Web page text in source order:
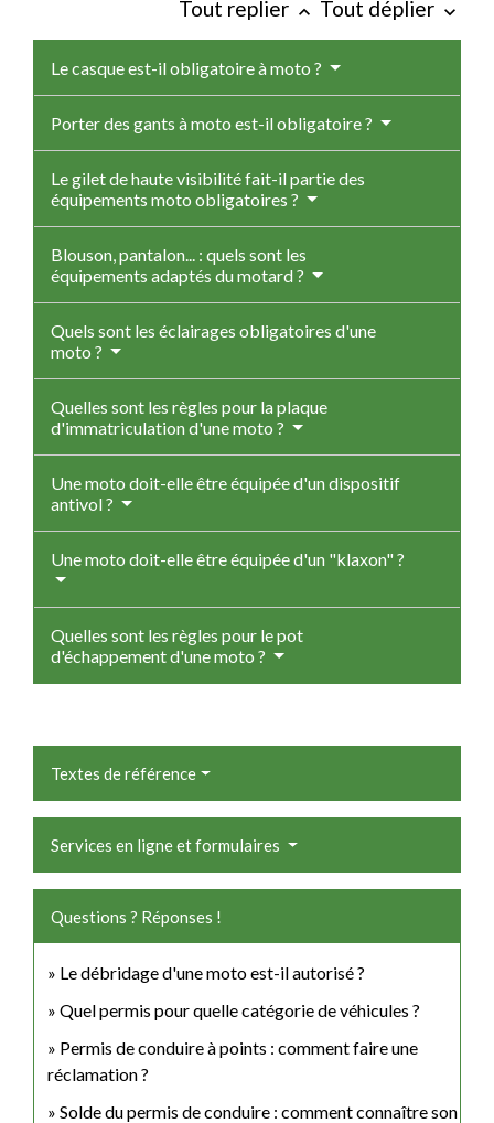
Tout replier keyboard_arrow_up Tout déplier keyboard_arrow_down
Le casque est-il obligatoire à moto ?
Porter des gants à moto est-il obligatoire ?
Le gilet de haute visibilité fait-il partie des
équipements moto obligatoires ?
Blouson, pantalon... : quels sont les
équipements adaptés du motard ?
Quels sont les éclairages obligatoires d'une
moto ?
Quelles sont les règles pour la plaque
d'immatriculation d'une moto ?
Une moto doit-elle être équipée d'un dispositif
antivol ?
Une moto doit-elle être équipée d'un "klaxon" ?
Quelles sont les règles pour le pot
d'échappement d'une moto ?
Textes de référence
Services en ligne et formulaires
Questions ? Réponses !
Le débridage d'une moto est-il autorisé ?
Quel permis pour quelle catégorie de véhicules ?
Permis de conduire à points : comment faire une
réclamation ?
Solde du permis de conduire : comment connaître son